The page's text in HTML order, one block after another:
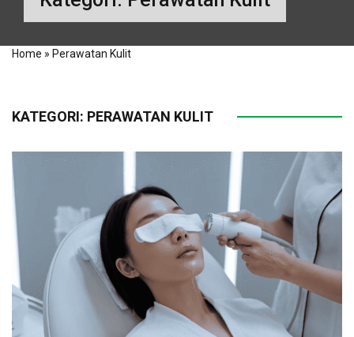
Home » Perawatan Kulit
KATEGORI: PERAWATAN KULIT